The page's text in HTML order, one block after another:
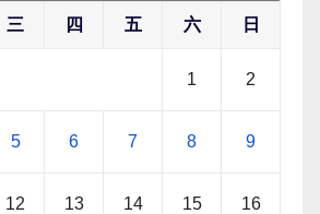
三 四 五 六 日
1 2
5 6 7 8 9
12 13 14 15 16